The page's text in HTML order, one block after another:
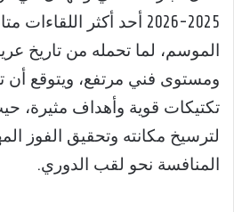
2025-2026 أحد أكثر
الموسم، لما تحمله من تاريخ
ومستوى فني مرتفع، ويتوقع أن
تكتيكات قوية وأهداف مثيرة،
لترسيخ مكانته وتحقيق الفوز
المنافسة نحو لقب الدوري.